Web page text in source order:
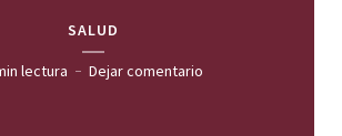
SALUD
lectura Dejar comentario